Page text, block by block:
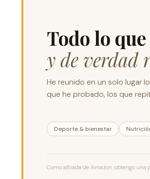
Todo lo
y de verdad
He reunido en un solo lugar
que he probado, los que
Deporte & bienestar
Como afiliada de Amazon, obtengo